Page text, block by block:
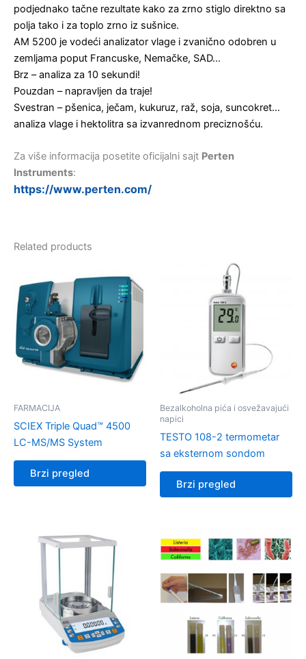
podjednako tačne rezultate kako za zrno stiglo direktno sa
polja tako i za toplo zrno iz sušnice.
AM 5200 je vodeći analizator vlage i zvanično odobren u
zemljama poput Francuske, Nemačke, SAD…
Brz – analiza za 10 sekundi!
Pouzdan – napravljen da traje!
Svestran – pšenica, ječam, kukuruz, raž, soja, suncokret…
analiza vlage i hektolitra sa izvanrednom preciznošću.
Za više informacija posetite oficijalni sajt Perten
Instruments:
https://www.perten.com/
Related products
FARMACIJA
SCIEX Triple Quad™ 4500
LC-MS/MS System
Brzi pregled
Bezalkoholna pića i osvežavajući
napici
TESTO 108-2 termometar
sa eksternom sondom
Brzi pregled